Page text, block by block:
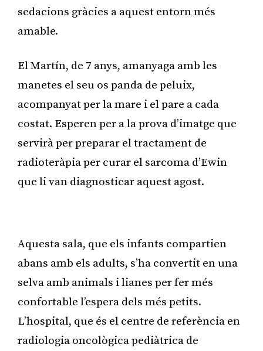
sedacions gràcies a aquest entorn més
amable.
El Martín, de 7 anys, amanyaga amb les
manetes el seu os panda de peluix,
acompanyat per la mare i el pare a cada
costat. Esperen per a la prova d’imatge que
servirà per preparar el tractament de
radioteràpia per curar el sarcoma d’Ewin
que li van diagnosticar aquest agost.
Aquesta sala, que els infants compartien
abans amb els adults, s’ha convertit en una
selva amb animals i lianes per fer més
confortable l’espera dels més petits.
L’hospital, que és el centre de referència en
radiologia oncològica pediàtrica de